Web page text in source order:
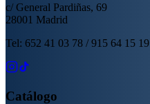
c/ General Pardiñas, 69
28001 Madrid
Tel: 652 41 03 78 / 915 64 15 19
Catálogo